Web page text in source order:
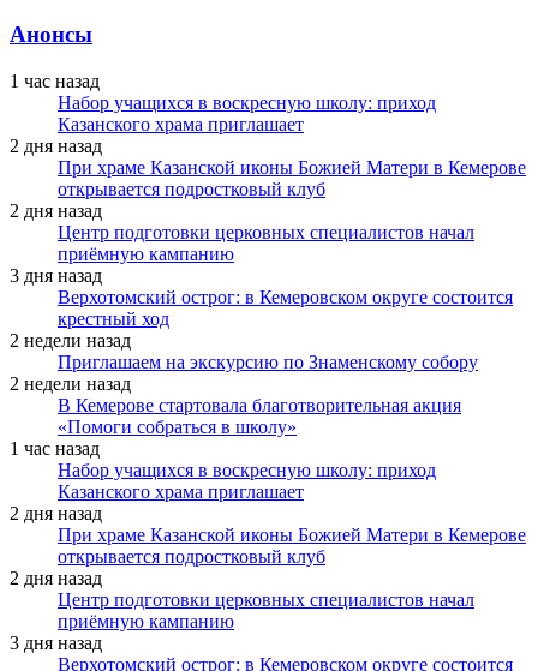
Анонсы
1 час назад
Набор учащихся в воскресную школу: приход
Казанского храма приглашает
2 дня назад
При храме Казанской иконы Божией Матери в Кемерове
открывается подростковый клуб
2 дня назад
Центр подготовки церковных специалистов начал
приёмную кампанию
3 дня назад
Верхотомский острог: в Кемеровском округе состоится
крестный ход
2 недели назад
Приглашаем на экскурсию по Знаменскому собору
2 недели назад
В Кемерове стартовала благотворительная акция
«Помоги собраться в школу»
1 час назад
Набор учащихся в воскресную школу: приход
Казанского храма приглашает
2 дня назад
При храме Казанской иконы Божией Матери в Кемерове
открывается подростковый клуб
2 дня назад
Центр подготовки церковных специалистов начал
приёмную кампанию
3 дня назад
Верхотомский острог: в Кемеровском округе состоится